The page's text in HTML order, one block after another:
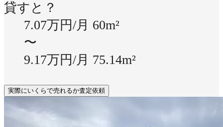
貸すと？
7.07万円/月 60m²
〜
9.17万円/月 75.14m²
実際にいくらで売れるか査定依頼